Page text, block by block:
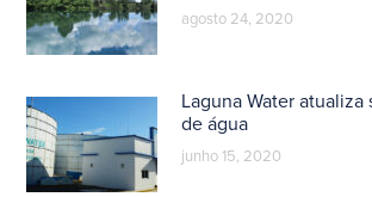
agosto 24, 2020
Laguna Water
de água
junho 15, 2020